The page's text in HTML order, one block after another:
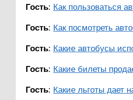
Гость: Как пользоваться
Гость: Как посмотреть
Гость: Какие автобусы
Гость: Какие билеты
Гость: Какие льготы дает